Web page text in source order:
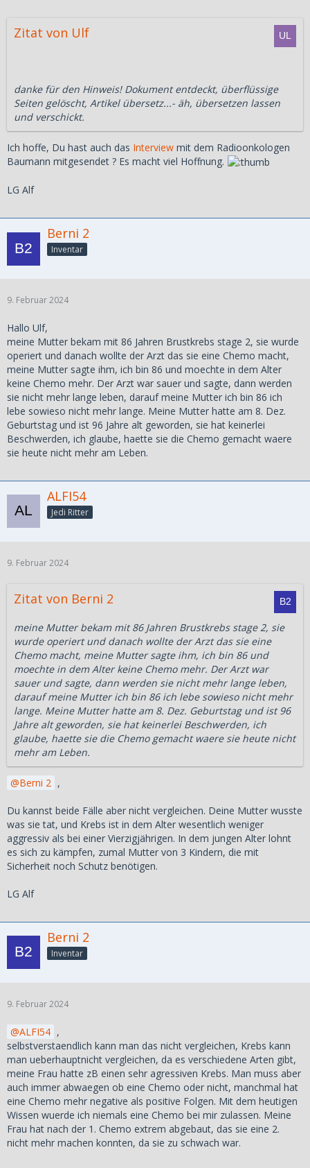
Zitat von Ulf
danke für den Hinweis! Dokument entdeckt, überflüssige
Seiten gelöscht, Artikel übersetz...- äh, übersetzen lassen
und verschickt.
Ich hoffe, Du hast auch das Interview mit dem Radioonkologen
Baumann mitgesendet ? Es macht viel Hoffnung.
LG Alf
Berni 2
Inventar
9. Februar 2024
Hallo Ulf,
meine Mutter bekam mit 86 Jahren Brustkrebs stage 2, sie wurde
operiert und danach wollte der Arzt das sie eine Chemo macht,
meine Mutter sagte ihm, ich bin 86 und moechte in dem Alter
keine Chemo mehr. Der Arzt war sauer und sagte, dann werden
sie nicht mehr lange leben, darauf meine Mutter ich bin 86 ich
lebe sowieso nicht mehr lange. Meine Mutter hatte am 8. Dez.
Geburtstag und ist 96 Jahre alt geworden, sie hat keinerlei
Beschwerden, ich glaube, haette sie die Chemo gemacht waere
sie heute nicht mehr am Leben.
ALFI54
Jedi Ritter
9. Februar 2024
Zitat von Berni 2
meine Mutter bekam mit 86 Jahren Brustkrebs stage 2, sie
wurde operiert und danach wollte der Arzt das sie eine
Chemo macht, meine Mutter sagte ihm, ich bin 86 und
moechte in dem Alter keine Chemo mehr. Der Arzt war
sauer und sagte, dann werden sie nicht mehr lange leben,
darauf meine Mutter ich bin 86 ich lebe sowieso nicht mehr
lange. Meine Mutter hatte am 8. Dez. Geburtstag und ist 96
Jahre alt geworden, sie hat keinerlei Beschwerden, ich
glaube, haette sie die Chemo gemacht waere sie heute nicht
mehr am Leben.
Berni 2 ,
Du kannst beide Fälle aber nicht vergleichen. Deine Mutter wusste
was sie tat, und Krebs ist in dem Alter wesentlich weniger
aggressiv als bei einer Vierzigjährigen. In dem jungen Alter lohnt
es sich zu kämpfen, zumal Mutter von 3 Kindern, die mit
Sicherheit noch Schutz benötigen.
LG Alf
Berni 2
Inventar
9. Februar 2024
ALFI54 ,
selbstverstaendlich kann man das nicht vergleichen, Krebs kann
man ueberhauptnicht vergleichen, da es verschiedene Arten gibt,
meine Frau hatte zB einen sehr agressiven Krebs. Man muss aber
auch immer abwaegen ob eine Chemo oder nicht, manchmal hat
eine Chemo mehr negative als positive Folgen. Mit dem heutigen
Wissen wuerde ich niemals eine Chemo bei mir zulassen. Meine
Frau hat nach der 1. Chemo extrem abgebaut, das sie eine 2.
nicht mehr machen konnten, da sie zu schwach war.